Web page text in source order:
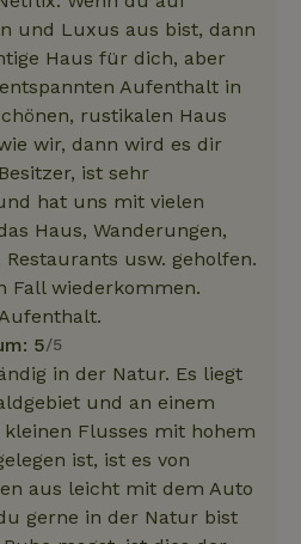
und Luxus aus bist, dann
Haus für dich, aber
Aufenthalt in
rustikalen Haus
wir, dann wird es dir
ist sehr
hat uns mit vielen
Haus, Wanderungen,
usw. geholfen.
Fall wiederkommen.
5/5
in der Natur. Es liegt
und an einem
Flusses mit hohem
ist, ist es von
aus leicht mit dem Auto
gerne in der Natur bist